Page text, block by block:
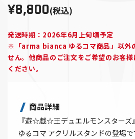
¥8,800(税込)
発送時期：2026年6月上旬頃予定
※「arma bianca ゆるコマ商品」以外
せん。他商品のご注文をご希望のお客
ください。
商品詳細
『遊☆戯☆王デュエルモンスターズ
ゆるコマ アクリルスタンドの登場で